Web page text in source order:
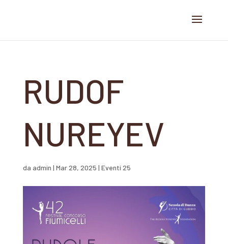
RUDOF
NUREYEV
da admin | Mar 28, 2025 | Eventi 25